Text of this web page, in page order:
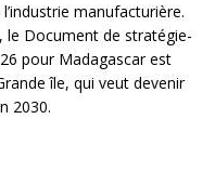
manufacturière.
le Document de stratégie-
pour Madagascar est
île, qui veut devenir
2030.